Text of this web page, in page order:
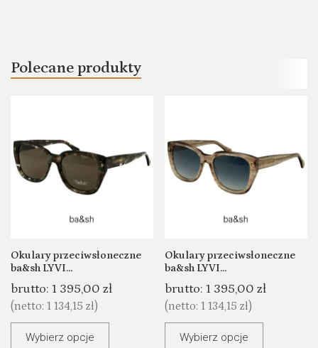
Polecane produkty
Okulary przeciwsłoneczne
ba&sh LYVI...
brutto: 1 395,00 zł
(netto: 1 134,15 zł)
Wybierz opcje
Okulary przeciwsłoneczne
ba&sh LYVI...
brutto: 1 395,00 zł
(netto: 1 134,15 zł)
Wybierz opcje